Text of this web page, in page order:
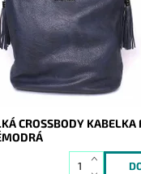
Skladem
8615
FLORA&CO
2 roky
CROSSBODY KABELKA